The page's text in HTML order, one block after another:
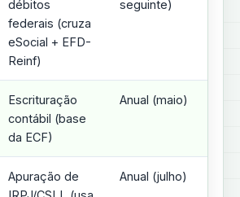
débitos
federais (cruza
eSocial + EFD-
Reinf)
seguinte)
Escrituração
contábil (base
da ECF)
Anual (maio)
Apuração de
Anual (julho)